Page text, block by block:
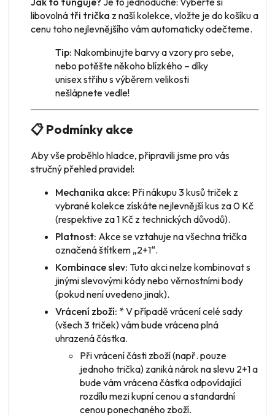
libovolná tři trička z naší kolekce, vložte je do košíku a
cenu toho nejlevnějšího vám automaticky odečteme.
Tip: Nakombinujte barvy a vzory pro sebe,
nebo potěšte někoho blízkého – díky
unisex střihu s výběrem velikosti
nešlápnete vedle!
📋 Podmínky akce
Aby vše proběhlo hladce, připravili jsme pro vás
stručný přehled pravidel:
Mechanika akce: Při nákupu 3 kusů triček z
vybrané kolekce získáte nejlevnější kus za 0 Kč
(respektive za 1 Kč z technických důvodů).
Platnost: Akce se vztahuje na všechna trička
označená štítkem „2+1“.
Kombinace slev: Tuto akci nelze kombinovat s
jinými slevovými kódy nebo věrnostními body
(pokud není uvedeno jinak).
Vrácení zboží: * V případě vrácenícelé sady
(všech 3 triček) vám bude vrácena plná
uhrazená částka.
Při vráceníčásti zboží(např. pouze
jednoho trička) zaniká nárok na slevu 2+1 a
bude vám vrácena částka odpovídající
rozdílu mezi kupní cenou a standardní
cenou ponechaného zboží.